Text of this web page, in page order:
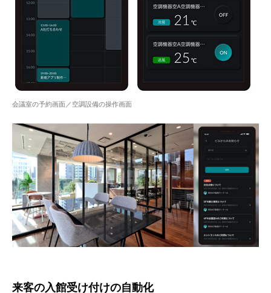
会議室の予約画面／空調設備の操作画面
来客の入館受け付けの自動化